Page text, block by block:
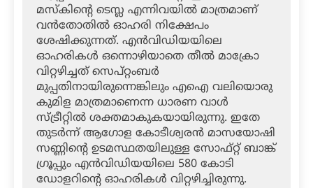
മസ്‌കിന്റെ ടെസ്ല എന്നിവയില്‍ മാത്രമാണ്
വന്‍തോതില്‍ ഓഹരി നിക്ഷേപം
ശേഷിക്കുന്നത്. എന്‍വിഡിയയിലെ
ഓഹരികള്‍ ഒന്നൊഴിയാതെ തീല്‍ മാക്രോ
വിറ്റഴിച്ചത് സെപ്റ്റംബര്‍
മുപ്പതിനായിരുന്നെങ്കിലും എഐ വലിയൊരു
കുമിള മാത്രമാണെന്ന ധാരണ വാള്‍
സ്ട്രീറ്റില്‍ ശക്തമാകുകയായിരുന്നു. ഇതേ
തുടര്‍ന്ന് ആഗോള കോടീശ്വരന്‍ മാസയോഷി
സണ്ണിന്റെ ഉടമസ്ഥതയിലുള്ള സോഫ്റ്റ് ബാങ്ക്
ഗ്രൂപ്പും എന്‍വിഡിയയിലെ 580 കോടി
ഡോളറിന്റെ ഓഹരികള്‍ വിറ്റഴിച്ചിരുന്നു.